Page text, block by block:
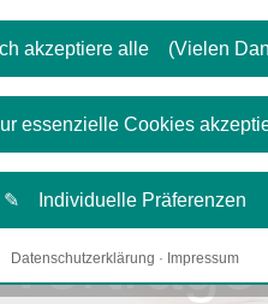
akzeptiere alle (Vielen
essenzielle Cookies
✎ Individuelle Präferenzen
Cookies
Datenschutzerklärung · Impressum